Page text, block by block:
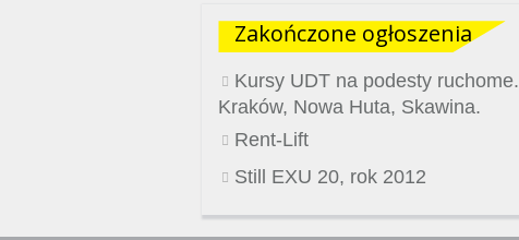
Zakończone ogłoszenia
Kursy UDT na podesty ruchome.
Kraków, Nowa Huta, Skawina.
Rent-Lift
Still EXU 20, rok 2012